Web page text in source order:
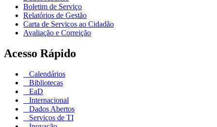
Boletim de Serviço
Relatórios de Gestão
Carta de Serviços ao Cidadão
Avaliação e Correição
Acesso Rápido
Calendários
Bibliotecas
EaD
Internacional
Dados Abertos
Serviços de TI